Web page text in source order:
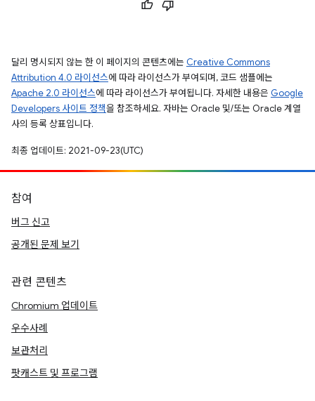
달리 명시되지 않는 한 이 페이지의 콘텐츠에는 Creative Commons
Attribution 4.0 라이선스에 따라 라이선스가 부여되며, 코드 샘플에는
Apache 2.0 라이선스에 따라 라이선스가 부여됩니다. 자세한 내용은 Google
Developers 사이트 정책을 참조하세요. 자바는 Oracle 및/또는 Oracle 계열
사의 등록 상표입니다.
최종 업데이트: 2021-09-23(UTC)
참여
버그 신고
공개된 문제 보기
관련 콘텐츠
Chromium 업데이트
우수사례
보관처리
팟캐스트 및 프로그램